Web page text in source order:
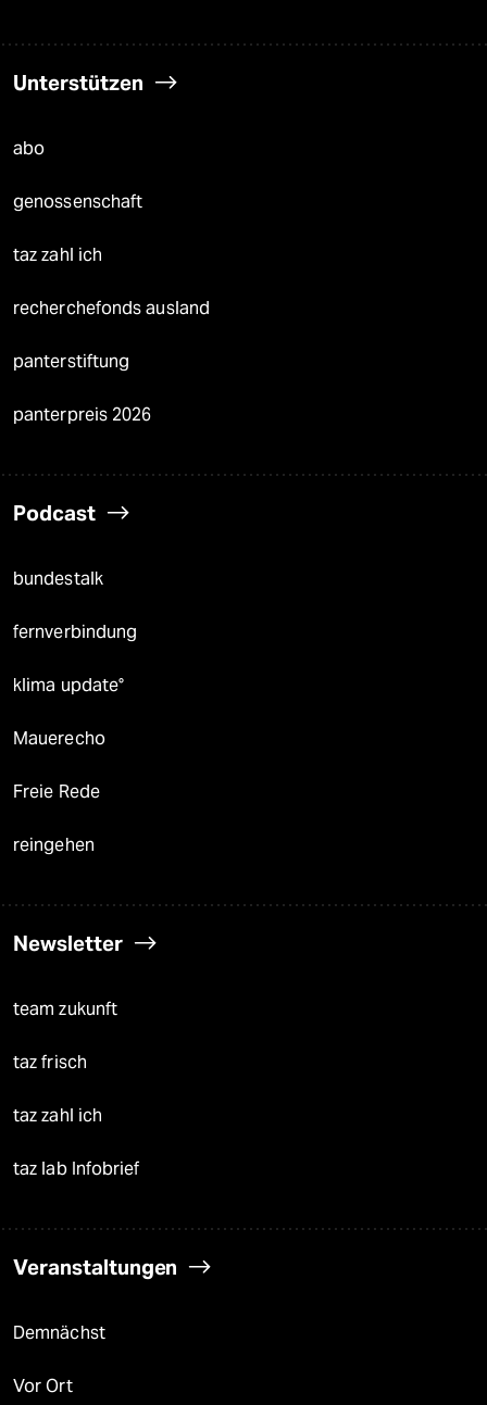
Unterstützen
abo
genossenschaft
taz zahl ich
recherchefonds ausland
panterstiftung
panterpreis 2026
Podcast
bundestalk
fernverbindung
klima update°
Mauerecho
Freie Rede
reingehen
Newsletter
team zukunft
taz frisch
taz zahl ich
taz lab Infobrief
Veranstaltungen
Demnächst
Vor Ort